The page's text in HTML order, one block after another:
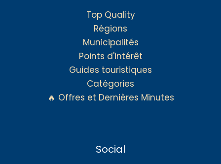
Top Quality
Régions
Municipalités
Points d'intérêt
Guides touristiques
Catégories
🔥 Offres et Dernières Minutes
Social